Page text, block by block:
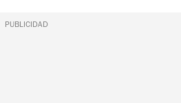
PUBLICIDAD